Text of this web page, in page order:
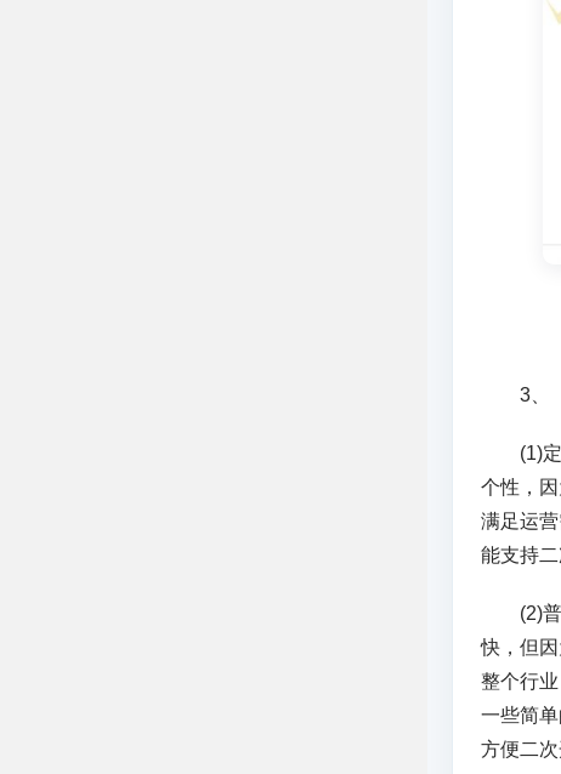
3、
(1)定
个性，
满足运
能支持
(2)普
快，但
整个行
一些简
方便二次